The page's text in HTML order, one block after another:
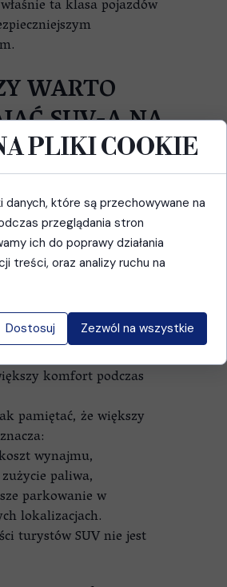
ta klasa pojazdów
WARTO
SUV-A NA
nie jest koniecznością.
turystycznych
odwiedzić
osobowym.
sprawdzić się w
bagażu,
na wyższej pozycji za
komfort podczas
pamiętać, że większy
wynajmu,
paliwa,
parkowanie w
lokalizacjach.
turystów SUV nie jest
PLIKI COOKIE
danych, które są przechowywane na
przeglądania stron
ich do poprawy działania
treści, oraz analizy ruchu na
Dostosuj Zezwól na wszystkie